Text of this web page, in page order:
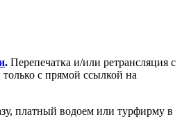
. Перепечатка и/или ретрансляция с
с прямой ссылкой на
платный водоем или турфирму в